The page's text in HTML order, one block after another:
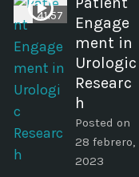
41:57
Engage
ment in
Urologic
Researc
h
Posted on
28 febrero,
2023